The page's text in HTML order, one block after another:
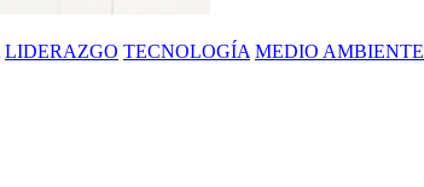
LIDERAZGO TECNOLOGÍA MEDIO AMBIENTE